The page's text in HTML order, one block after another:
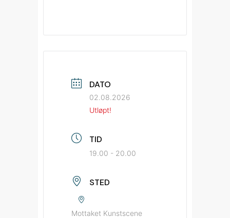
DATO
02.08.2026
Utløpt!
TID
19.00 - 20.00
STED
Mottaket Kunstscene